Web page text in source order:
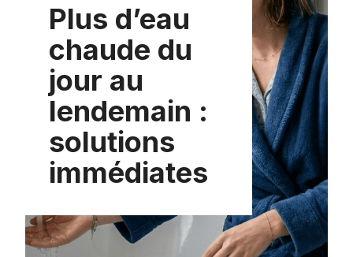
Plus d’eau
chaude du
jour au
lendemain :
solutions
immédiates